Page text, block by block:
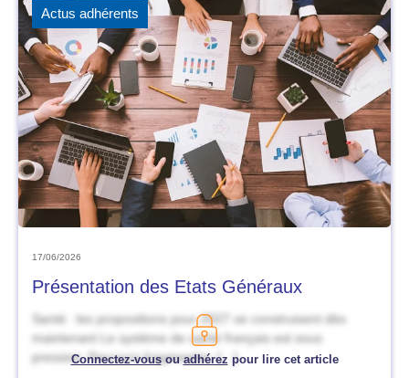
Actus adhérents
17/06/2026
Présentation des Etats Généraux
Santé : les propositions pour 2027 se construisent dès
maintenant Le système de santé français est sous
pression. Parcours fragmentés, […]
Connectez-vousouadhérez pour lire cet article